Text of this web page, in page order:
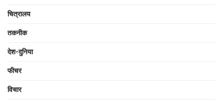
चित्रालय
तकनीक
देश-दुनिया
फीचर
विचार